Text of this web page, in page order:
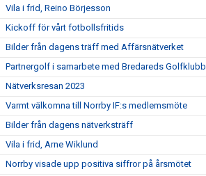
Vila i frid, Reino Börjesson
Kickoff för vårt fotbollsfritids
Bilder från dagens träff med Affärsnätverket
Partnergolf i samarbete med Bredareds Golfklubb
Nätverksresan 2023
Varmt välkomna till Norrby IF:s medlemsmöte
Bilder från dagens nätverksträff
Vila i frid, Arne Wiklund
Norrby visade upp positiva siffror på årsmötet